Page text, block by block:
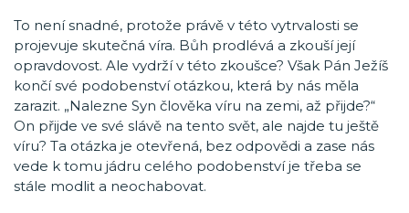
To není snadné, protože právě v této vytrvalosti se
projevuje skutečná víra. Bůh prodlévá a zkouší její
opravdovost. Ale vydrží v této zkoušce? Však Pán Ježíš
končí své podobenství otázkou, která by nás měla
zarazit. „Nalezne Syn člověka víru na zemi, až přijde?“
On přijde ve své slávě na tento svět, ale najde tu ještě
víru? Ta otázka je otevřená, bez odpovědi a zase nás
vede k tomu jádru celého podobenství je třeba se
stále modlit a neochabovat.